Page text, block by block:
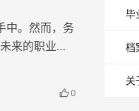
中。然而，务
来的职业发
0
毕
档
关